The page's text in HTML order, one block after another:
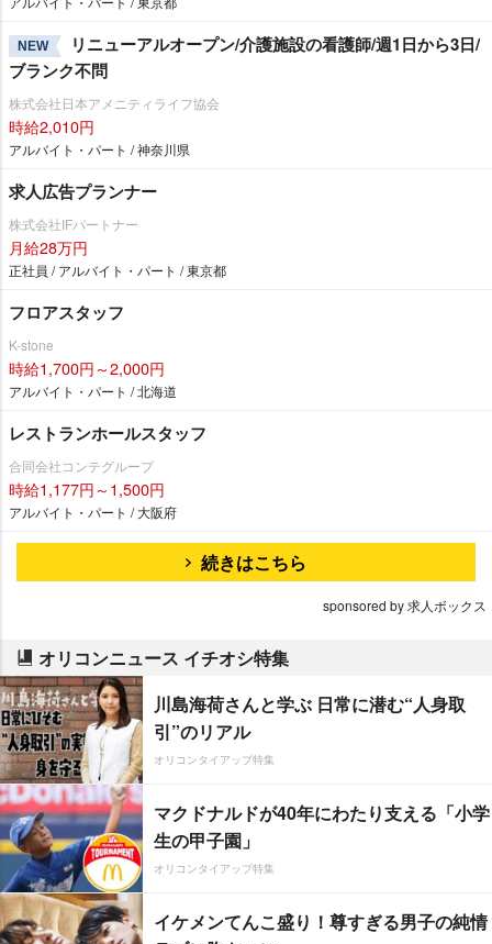
NEW
リニューアルオープン/介護施設の看護師/週1日から3日/
ブランク不問
株式会社日本アメニティライフ協会
時給2,010円
アルバイト・パート / 神奈川県
求人広告プランナー
株式会社IFパートナー
月給28万円
正社員 / アルバイト・パート / 東京都
フロアスタッフ
K-stone
時給1,700円～2,000円
アルバイト・パート / 北海道
レストランホールスタッフ
合同会社コンテグループ
時給1,177円～1,500円
アルバイト・パート / 大阪府
続きはこちら
sponsored by 求人ボックス
オリコンニュース イチオシ特集
川島海荷さんと学ぶ 日常に潜む“人身取
引”のリアル
オリコンタイアップ特集
マクドナルドが40年にわたり支える「小学
生の甲子園」
オリコンタイアップ特集
イケメンてんこ盛り！尊すぎる男子の純情